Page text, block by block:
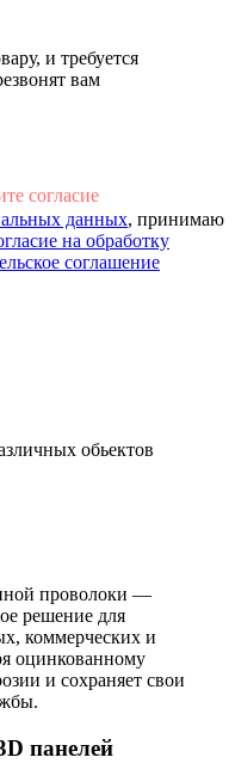
и требуется
вам
согласие
данных, принимаю
на обработку
соглашение
обьектов
проволоки —
решение для
коммерческих и
оцинкованному
и сохраняет свои
панелей